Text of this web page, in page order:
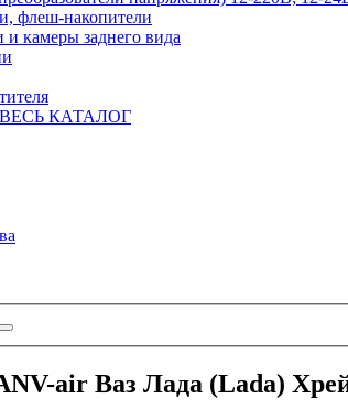
флеш-накопители
камеры заднего вида
КАТАЛОГ
air Ваз Лада (Lada)